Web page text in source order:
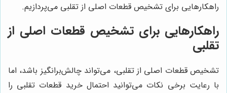
راهکارهایی برای تشخیص قطعات اصلی از تقلبی می‌پردازیم.
راهکارهایی برای تشخیص قطعات اصلی از
تقلبی
تشخیص قطعات اصلی از تقلبی، می‌تواند چالش‌برانگیز باشد، اما
با رعایت برخی نکات می‌توانید احتمال خرید قطعات تقلبی را